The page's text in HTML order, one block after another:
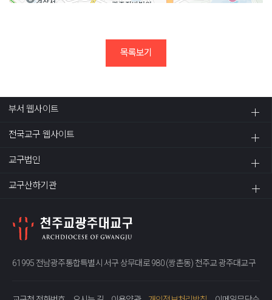
목록보기
부서 웹사이트
전국교구 웹사이트
교구법인
교구산하기관
61995 전남광주통합특별시 서구 상무대로 980 (쌍촌동) 천주교 광주대교구